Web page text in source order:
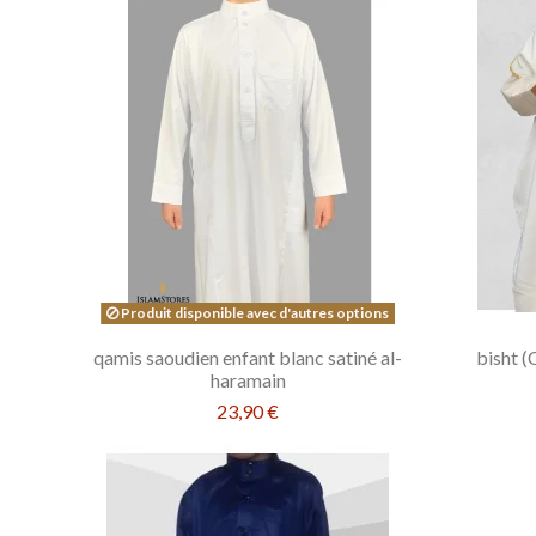
Produit disponible avec d'autres options
qamis saoudien enfant blanc satiné al-
haramain
23,90 €
bisht